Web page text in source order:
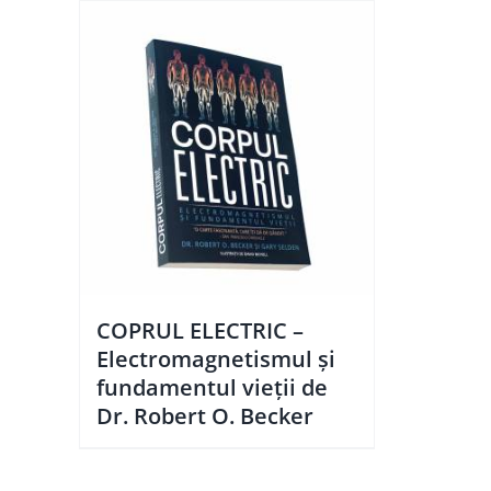
COPRUL ELECTRIC –
Electromagnetismul și
fundamentul vieții de
Dr. Robert O. Becker